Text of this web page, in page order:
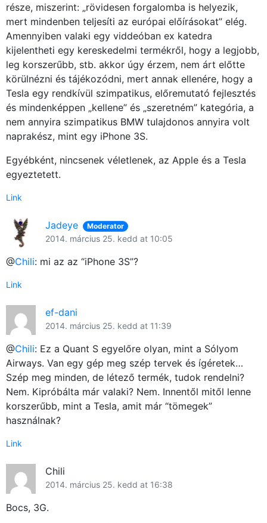
része, miszerint: „rövidesen forgalomba is helyezik,
mert mindenben teljesíti az európai előírásokat” elég.
Amennyiben valaki egy viddeóban ex katedra
kijelentheti egy kereskedelmi termékről, hogy a legjobb,
leg korszerűbb, stb. akkor úgy érzem, nem árt előtte
körülnézni és tájékozódni, mert annak ellenére, hogy a
Tesla egy rendkívül szimpatikus, előremutató fejlesztés
és mindenképpen „kellene” és „szeretném” kategória, a
nem annyira szimpatikus BMW tulajdonos annyira volt
naprakész, mint egy iPhone 3S.
Egyébként, nincsenek véletlenek, az Apple és a Tesla
egyeztetett.
Link
Jadeye Moderator
2014. március 25. kedd at 10:05
@Chili: mi az az “iPhone 3S”?
Link
ef-dani
2014. március 25. kedd at 11:39
@Chili: Ez a Quant S egyelőre olyan, mint a Sólyom
Airways. Van egy gép meg szép tervek és ígéretek…
Szép meg minden, de létező termék, tudok rendelni?
Nem. Kipróbálta már valaki? Nem. Innentől mitől lenne
korszerűbb, mint a Tesla, amit már “tömegek”
használnak?
Link
Chili
2014. március 25. kedd at 16:38
Bocs, 3G.